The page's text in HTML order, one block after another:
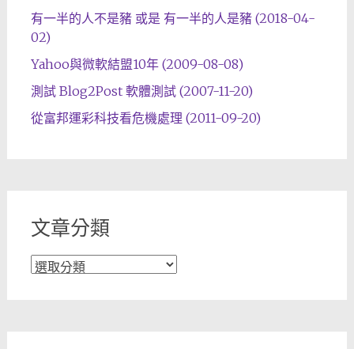
有一半的人不是豬 或是 有一半的人是豬 (2018-04-
02)
Yahoo與微軟結盟10年 (2009-08-08)
測試 Blog2Post 軟體測試 (2007-11-20)
從富邦運彩科技看危機處理 (2011-09-20)
文章分類
文